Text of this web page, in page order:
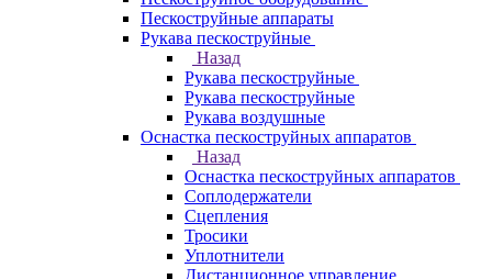
Пескоструйные аппараты
Рукава пескоструйные
Назад
Рукава пескоструйные
Рукава пескоструйные
Рукава воздушные
Оснастка пескоструйных аппаратов
Назад
Оснастка пескоструйных аппаратов
Соплодержатели
Сцепления
Тросики
Уплотнители
Дистанционное управление